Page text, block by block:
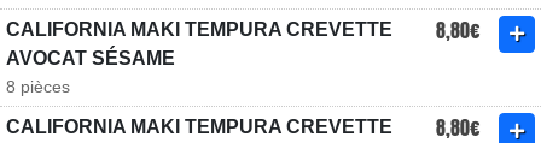
CALIFORNIA MAKI TEMPURA CREVETTE
AVOCAT SÉSAME
8,80€
8 pièces
CALIFORNIA MAKI TEMPURA CREVETTE
8,80€